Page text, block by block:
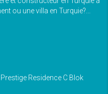
ou une villa en Turquie?...
Residence C Blok